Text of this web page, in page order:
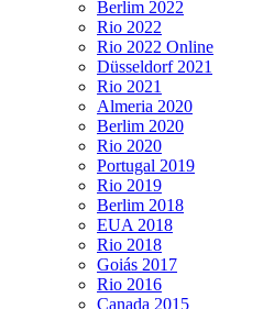
Berlim 2022
Rio 2022
Rio 2022 Online
Düsseldorf 2021
Rio 2021
Almeria 2020
Berlim 2020
Rio 2020
Portugal 2019
Rio 2019
Berlim 2018
EUA 2018
Rio 2018
Goiás 2017
Rio 2016
Canada 2015